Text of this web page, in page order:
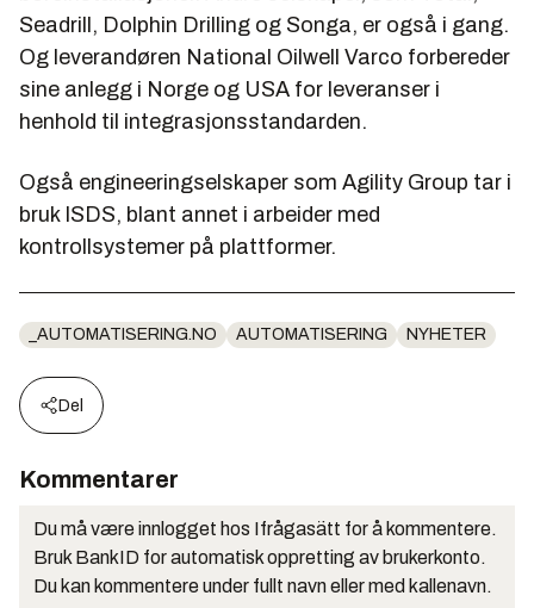
Seadrill, Dolphin Drilling og Songa, er også i gang.
Og leverandøren National Oilwell Varco forbereder
sine anlegg i Norge og USA for leveranser i
henhold til integrasjonsstandarden.
Også engineeringselskaper som Agility Group tar i
bruk ISDS, blant annet i arbeider med
kontrollsystemer på plattformer.
_AUTOMATISERING.NO AUTOMATISERING NYHETER
Del
Kommentarer
Du må være innlogget hos Ifrågasätt for å kommentere.
Bruk BankID for automatisk oppretting av brukerkonto.
Du kan kommentere under fullt navn eller med kallenavn.